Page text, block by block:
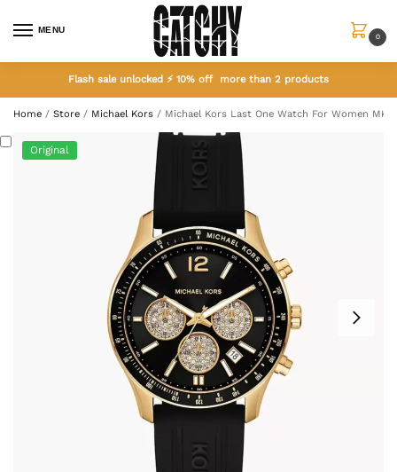
MENU
0
Flash sale unlocked ⚡ 10% off more than 2 products
Home / Store / Michael Kors / Michael Kors Last One Watch For Women
Original